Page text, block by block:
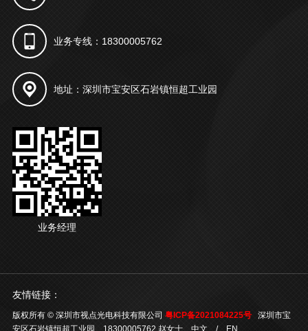
业务专线：18300005762
地址：深圳市宝安区石岩镇恒超工业园
业务经理
友情链接：
版权所有 © 深圳市视点光电科技有限公司 粤ICP备2021084225号深圳市宝
安区石岩镇恒超工业园 18300005762 赵女士 中文 / EN